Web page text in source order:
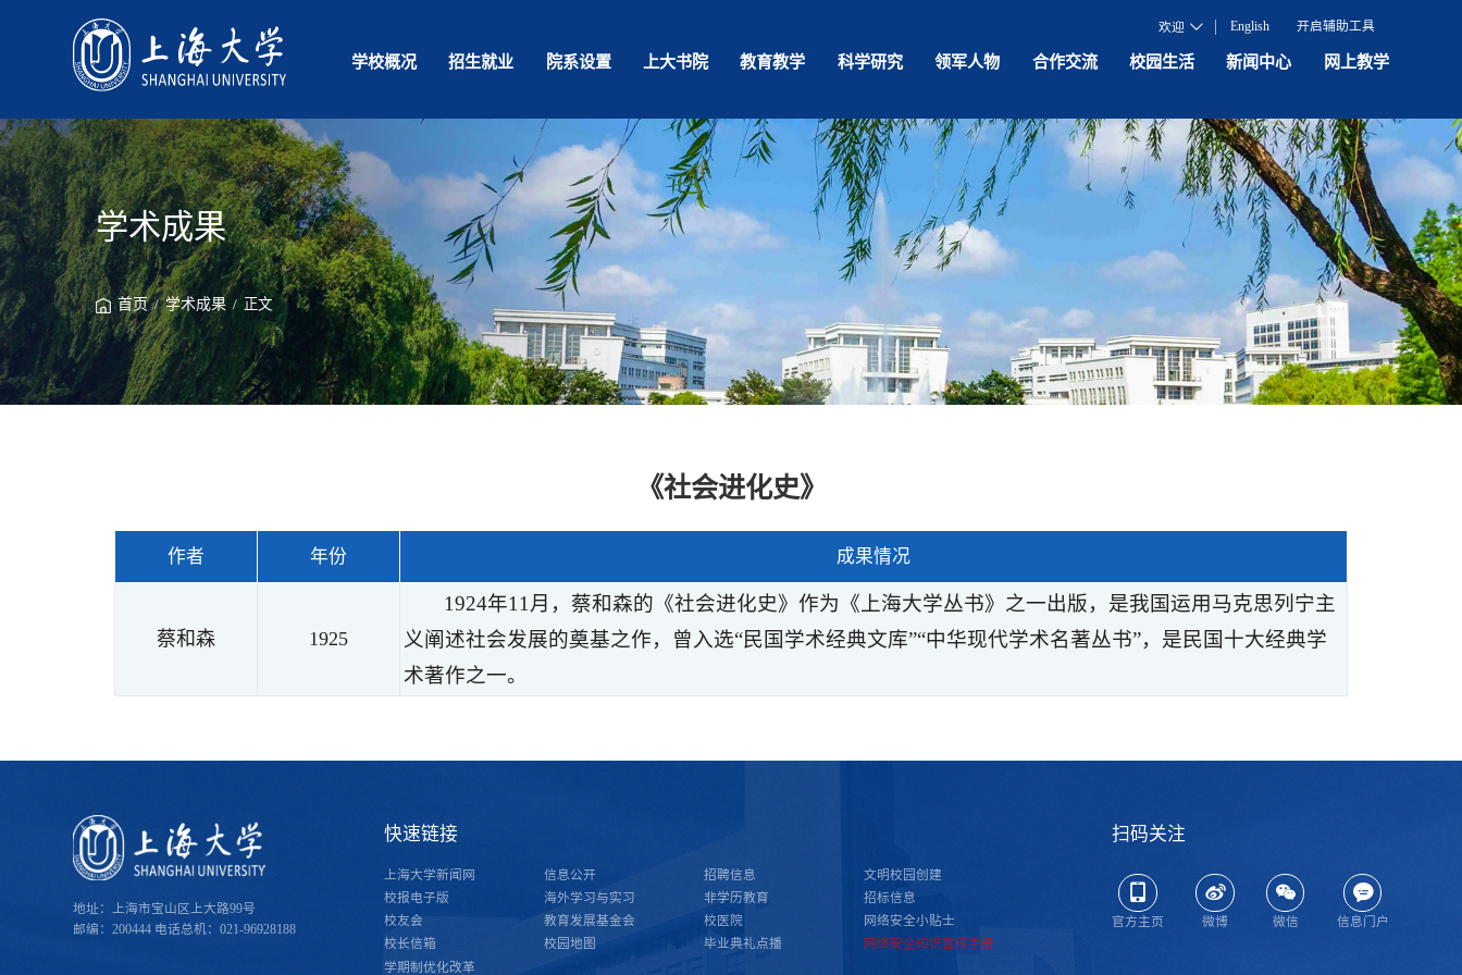
欢迎 English 开启辅助工具
学校概况 招生就业 院系设置 上大书院 教育教学 科学研究 领军人物 合作交流 校园生活 新闻中心 网上教学
学术成果
首页/学术成果 / 正文
《社会进化史》
作者 年份 成果情况
蔡和森 1925
1924年11月，蔡和森的《社会进化史》作为《上海大学丛书》之一出版，是我国运用马克思列宁主
义阐述社会发展的奠基之作，曾入选“民国学术经典文库”“中华现代学术名著丛书”，是民国十大经典学
术著作之一。
地址：上海市宝山区上大路99号
邮编：200444 电话总机：021-96928188
快速链接
上海大学新闻网 信息公开 招聘信息
文明校园创建
校报电子版
海外学习与实习 非学历教育
招标信息
校友会
教育发展基金会 校医院
网络安全小贴士
校长信箱
校园地图 毕业典礼点播
网络安全知识宣传手册
学期制优化改革
扫码关注
官方主页 微博 微信 信息门户